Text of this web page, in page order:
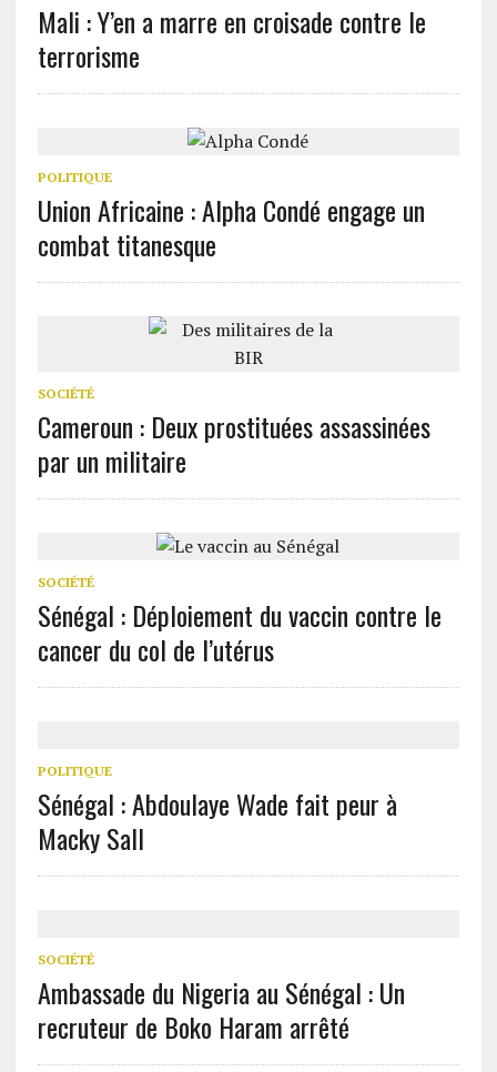
Mali : Y’en a marre en croisade contre le
terrorisme
POLITIQUE
Union Africaine : Alpha Condé engage un
combat titanesque
SOCIÉTÉ
Cameroun : Deux prostituées assassinées
par un militaire
SOCIÉTÉ
Sénégal : Déploiement du vaccin contre le
cancer du col de l’utérus
POLITIQUE
Sénégal : Abdoulaye Wade fait peur à
Macky Sall
SOCIÉTÉ
Ambassade du Nigeria au Sénégal : Un
recruteur de Boko Haram arrêté